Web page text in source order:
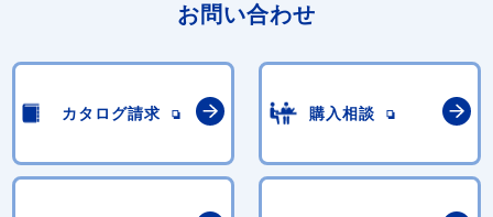
お問い合わせ
カタログ請求 購入相談